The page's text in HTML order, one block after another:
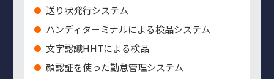
送り状発行システム
ハンディターミナルによる検品システム
⽂字認識HHTによる検品
顔認証を使った勤怠管理システム